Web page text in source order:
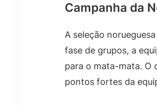
Campanha da
A seleção
fase de grupos, a
para o mata-mata. O
pontos fortes da